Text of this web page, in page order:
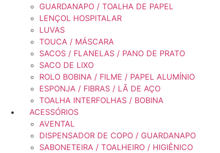
GUARDANAPO / TOALHA DE PAPEL
LENÇOL HOSPITALAR
LUVAS
TOUCA / MÁSCARA
SACOS / FLANELAS / PANO DE PRATO
SACO DE LIXO
ROLO BOBINA / FILME / PAPEL ALUMÍNIO
ESPONJA / FIBRAS / LÃ DE AÇO
TOALHA INTERFOLHAS / BOBINA
ACESSÓRIOS
AVENTAL
DISPENSADOR DE COPO / GUARDANAPO
SABONETEIRA / TOALHEIRO / HIGIÊNICO